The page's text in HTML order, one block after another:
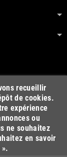
recueillir
de cookies.
expérience
ou
ne souhaitez
en savoir